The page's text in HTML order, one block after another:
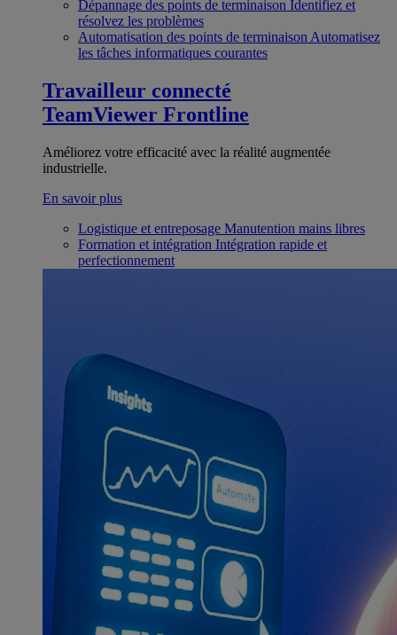
Dépannage des points de terminaison Identifiez et
résolvez les problèmes
Automatisation des points de terminaison Automatisez
les tâches informatiques courantes
Travailleur connecté
TeamViewer Frontline
Améliorez votre efficacité avec la réalité augmentée
industrielle.
En savoir plus
Logistique et entreposage Manutention mains libres
Formation et intégration Intégration rapide et
perfectionnement